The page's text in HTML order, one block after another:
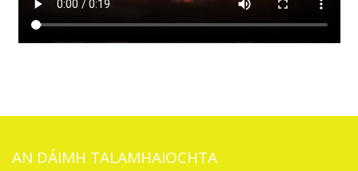
AN DÁIMH TALAMHAIOCHTA